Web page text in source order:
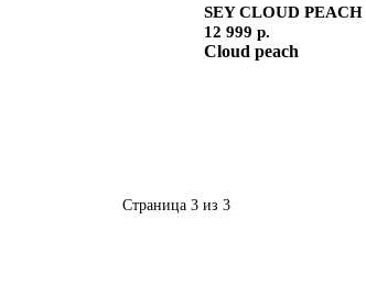
SEYCLOUD PEACH
12 999 р.
Cloud peach
Страница 3 из 3